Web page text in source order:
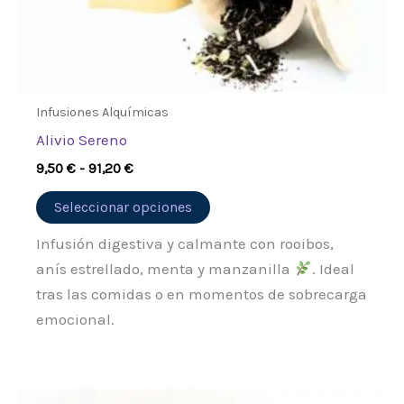
Infusiones Alquímicas
Alivio Sereno
9,50€ - 91,20€
Seleccionar opciones
la
página
de
producto
Infusión digestiva y calmante con rooibos,
anís estrellado, menta y manzanilla
. Ideal
tras las comidas o en momentos de sobrecarga
emocional.